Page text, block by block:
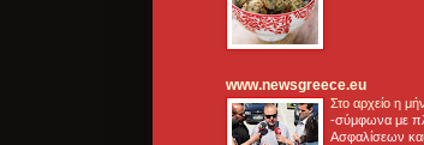
www.newsgreece.eu
Στο αρχείο η
-σύμφωνα με
Ασφαλίσεων